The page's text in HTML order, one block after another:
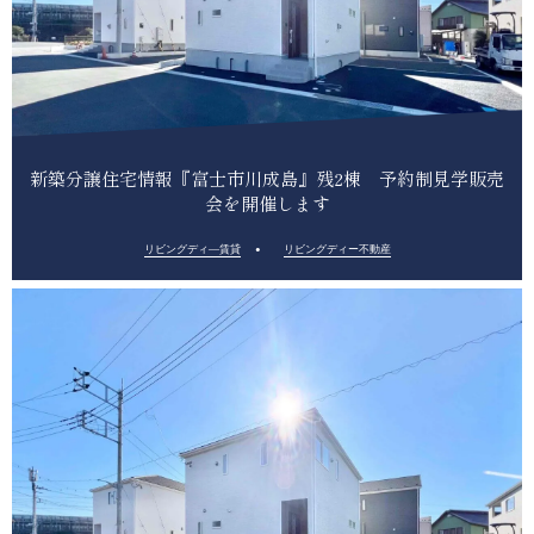
新築分譲住宅情報『富士市川成島』残2棟 予約制見学販売
会を開催します
リビングディ―賃貸 リビングディー不動産